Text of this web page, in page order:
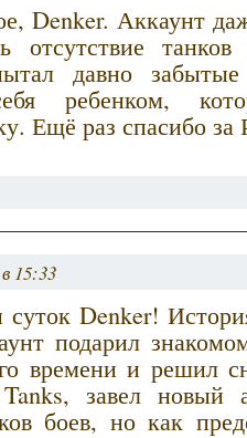
Denker. Аккаунт
отсутствие
давно
ребенком,
Ещё раз спасибо за
15:33
суток Denker!
подарил
времени и решил
завел новый
боев, но как